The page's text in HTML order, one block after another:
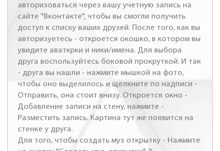
авторизоваться через вашу учетную запись на
сайте "Вконтакте", чтобы вы смогли получить
доступ к списку ваших друзей. После того, как вы
авторизуетесь - откроется окошко, в котором вы
увидите аваткрки и ники/имена. Для выбора
друга воспользуйтесь боковой прокруткой. И так
- друга вы нашли - нажмите мышкой на фото,
чтобы оно выделилось и щелкните по надписи -
Отправить, она стоит внизу. Откроется окно -
Добавление записи на стену, нажмите -
Разместить запись. Картина тут же появится на
стенке у друга.
Для того, чтобы создать муз открытку - Нажмите